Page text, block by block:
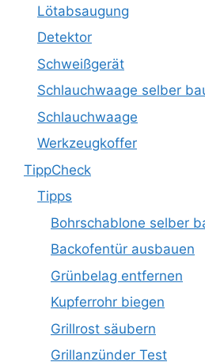
Lötabsaugung
Detektor
Schweißgerät
Schlauchwaage selber
Schlauchwaage
Werkzeugkoffer
TippCheck
Tipps
Bohrschablone selber
Backofentür ausbauen
Grünbelag entfernen
Kupferrohr biegen
Grillrost säubern
Grillanzünder Test